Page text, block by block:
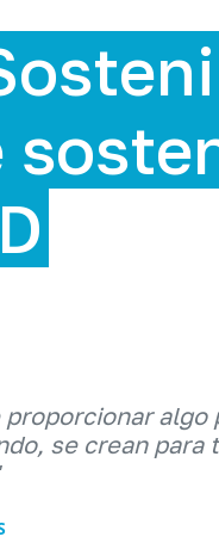
algo
se crean para